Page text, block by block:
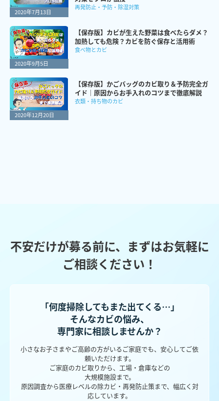
2020年7月13日
再発防止・予防・除湿対策
2020年9月5日
【保存版】カビが生えた野菜は食べたらダメ？
加熱しても危険？カビを防ぐ保存と活用術
食べ物とカビ
2020年12月20日
【保存版】かごバッグのカビ取り＆予防完全ガ
イド｜原因からお手入れのコツまで徹底解説
衣類・持ち物のカビ
不安だけが募る前に、まずはお気軽に
ご相談ください！
「何度掃除してもまた出てくる…」
そんなカビの悩み、
専門家に相談しませんか？
小さなお子さまやご高齢の方がいるご家庭でも、安心してご依
頼いただけます。
ご家庭のカビ取りから、工場・倉庫などの
大規模施設まで。
原因調査から医療レベルの除カビ・再発防止策まで、幅広く対
応しています。